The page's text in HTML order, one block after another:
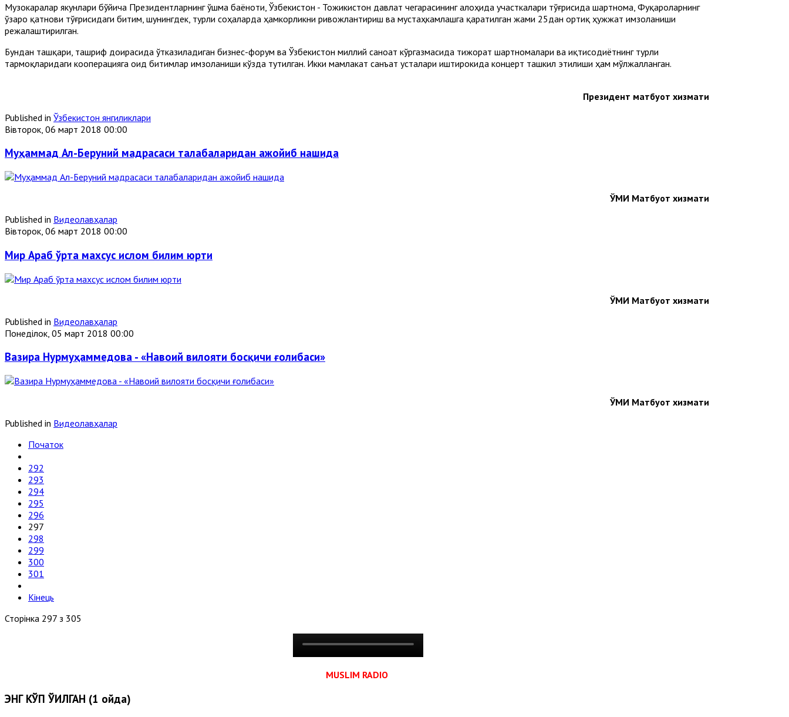
Музокаралар якунлари бўйича Президентларнинг Қўшма баёноти, Ўзбекистон - Тожикистон давлат чегарасининг алоҳида участкалари тўғрисида шартнома, Фуқароларнинг
ўзаро қатнови тўғрисидаги битим, шунингдек, турли соҳаларда ҳамкорликни ривожлантириш ва мустаҳкамлашга қаратилган жами 25дан ортиқ ҳужжат имзоланиши
режалаштирилган.
Бундан ташқари, ташриф доирасида ўтказиладиган бизнес-форум ва Ўзбекистон миллий саноат кўргазмасида тижорат шартномалари ва иқтисодиётнинг турли
тармоқларидаги кооперацияга оид битимлар имзоланиши кўзда тутилган. Икки мамлакат санъат усталари иштирокида концерт ташкил этилиши ҳам мўлжалланган.
Президент матбуот хизмати
Published in Ўзбекистон янгиликлари
Вівторок, 06 март 2018 00:00
Муҳаммад Ал-Беруний мадрасаси талабаларидан ажойиб нашида
ЎМИ Матбуот хизмати
Published in Видеолавҳалар
Вівторок, 06 март 2018 00:00
Мир Араб ўрта махсус ислом билим юрти
ЎМИ Матбуот хизмати
Published in Видеолавҳалар
Понеділок, 05 март 2018 00:00
Вазира Нурмуҳаммедова - «Навоий вилояти босқичи ғолибаси»
ЎМИ Матбуот хизмати
Published in Видеолавҳалар
Початок
292
293
294
295
296
297
298
299
300
301
Кінець
Сторінка 297 з 305
MUSLIM RADIO
ЭНГ КЎП ЎҚИЛГАН (1 ойда)